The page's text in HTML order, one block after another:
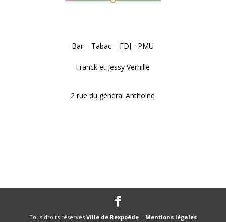
Bar – Tabac – FDJ - PMU
Franck et Jessy Verhille
2 rue du général Anthoine
Tous droits réservés Ville de Rexpoëde| Mentions légales